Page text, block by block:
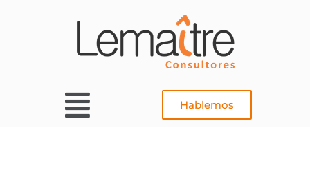
Main
Menu
Hablemos